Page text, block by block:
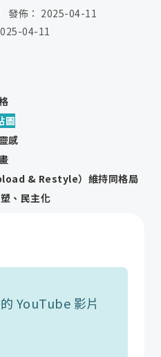
圖
感
& Restyle）維持同格局
、民主化
發佈： 2025-04-11
04-11
YouTube 影片